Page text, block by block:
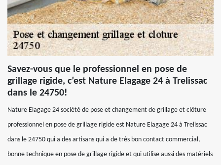
Savez-vous que le professionnel en pose de
grillage rigide, c’est Nature Elagage 24 à Trelissac
dans le 24750!
Nature Elagage 24 société de pose et changement de grillage et clôture
professionnel en pose de grillage rigide est Nature Elagage 24 à Trelissac
dans le 24750 qui a des artisans qui a de très bon contact commercial,
bonne technique en pose de grillage rigide et qui utilise aussi des matériels